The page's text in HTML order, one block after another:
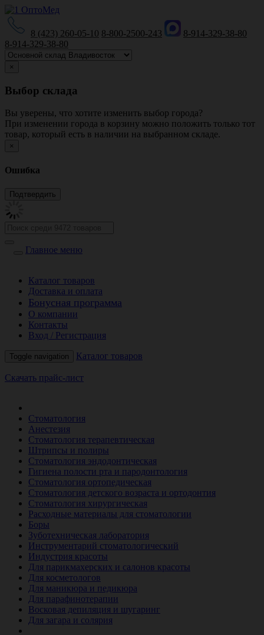
8 (423) 260-05-10 8-800-2500-243
8-914-329-38-80
8-914-329-38-80
×
Выбор склада
Вы уверены, что хотите изменить выбор города?
При изменении города в корзину можно положить только тот
товар, который есть в наличии на выбранном складе.
×
Ошибка
Главное меню
Каталог товаров
Доставка и оплата
Бонусная программа
О компании
Контакты
Вход / Регистрация
Toggle navigation Каталог товаров
Скачать прайс-лист
Стоматология
Анестезия
Стоматология терапевтическая
Штрипсы и полиры
Стоматология эндодонтическая
Гигиена полости рта и пародонтология
Стоматология ортопедическая
Стоматология детского возраста и ортодонтия
Стоматология хирургическая
Расходные материалы для стоматологии
Боры
Зуботехническая лаборатория
Инструментарий стоматологический
Индустрия красоты
Для парикмахерских и салонов красоты
Для косметологов
Для маникюра и педикюра
Для парафинотерапии
Восковая депиляция и шугаринг
Для загара и солярия